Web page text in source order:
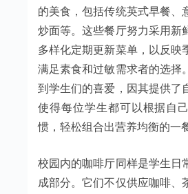
的美食，包括传统英式早餐、
炒面等。这些餐厅努力采用新
多样化定期更新菜单，以反映
满足素食和过敏需求者的选择
到学生们的喜爱，因其提供了
使得每位学生都可以根据自
惯，轻松组合出营养均衡的一餐
校园内的咖啡厅同样是学生日
成部分。它们不仅供应咖啡、